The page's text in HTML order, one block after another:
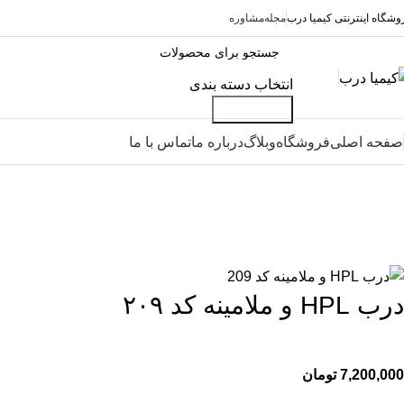
اینترنتی کیمیا دربمجلهمشاوره
انتخاب دسته بندی
صفحه اصلیفروشگاهوبلاگدرباره ماتماس با ما
درب HPL و ملامینه کد ۲۰۹
7,200,000 تومان